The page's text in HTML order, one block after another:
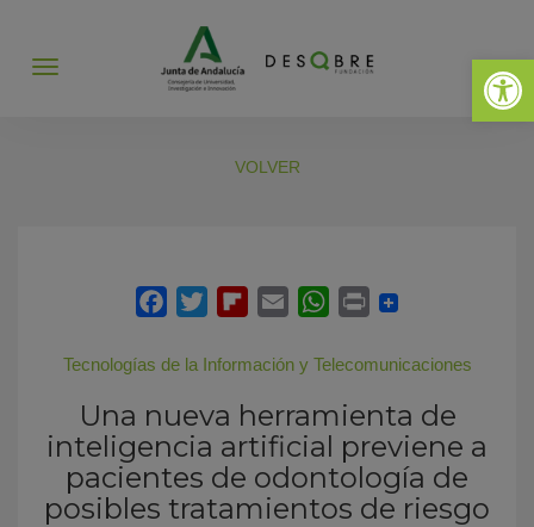
Abrir
Abrir
VOLVER
Tecnologías de la Información y Telecomunicaciones
Una nueva herramienta de
inteligencia artificial previene a
pacientes de odontología de
posibles tratamientos de riesgo